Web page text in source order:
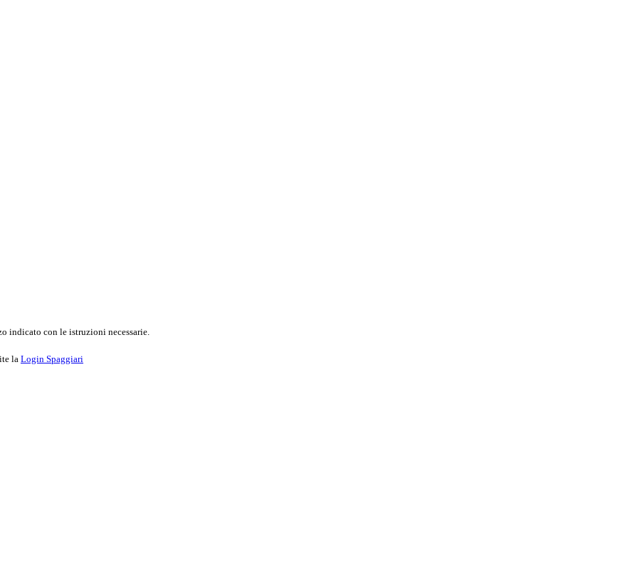
indicato con le istruzioni necessarie.
la Login Spaggiari